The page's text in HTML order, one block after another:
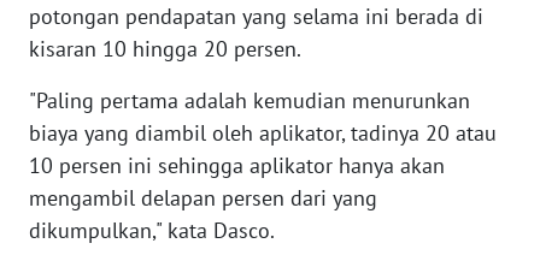
potongan pendapatan yang selama ini berada di
kisaran 10 hingga 20 persen.
"Paling pertama adalah kemudian menurunkan
biaya yang diambil oleh aplikator, tadinya 20 atau
10 persen ini sehingga aplikator hanya akan
mengambil delapan persen dari yang
dikumpulkan," kata Dasco.
DISCLAIMER
Wahana
News
Regional
WN
SUMUT